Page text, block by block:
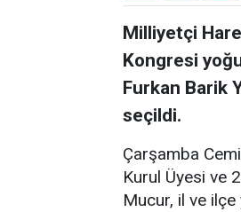
Milliyetçi
Kongresi
Furkan Barik
seçildi.
Çarşamba
Kurul Üyesi ve
Mucur, il ve